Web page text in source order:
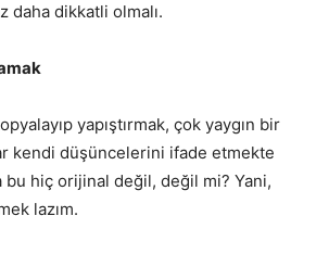
daha dikkatli olmalı.
yapıştırmak, çok yaygın bir
kendi düşüncelerini ifade etmekte
bu hiç orijinal değil, değil mi? Yani,
lazım.